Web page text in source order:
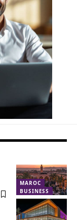
MAROC
BUSINESS